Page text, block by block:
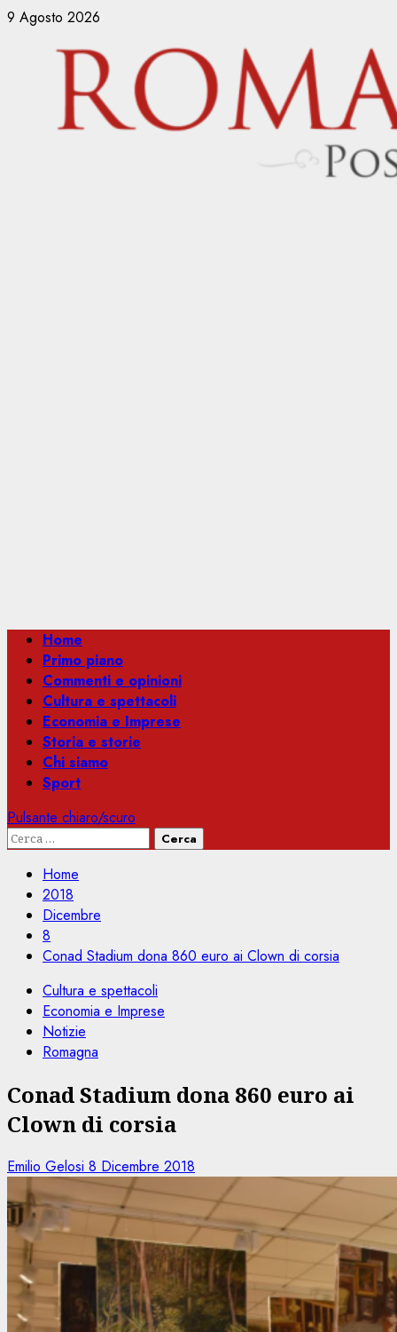
Vai
contenuto
9 Agosto 2026
Menu
principale
Home
Primo piano
Commenti e opinioni
Cultura e spettacoli
Economia e Imprese
Storia e storie
Chi siamo
Sport
Pulsante chiaro/scuro
Ricerca
Home
2018
Dicembre
8
Conad Stadium dona 860 euro ai Clown di corsia
Cultura e spettacoli
Economia e Imprese
Notizie
Romagna
Conad Stadium dona 860 euro ai
Clown di corsia
Emilio Gelosi 8 Dicembre 2018